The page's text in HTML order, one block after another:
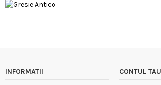
INFORMATII CONTUL TAU